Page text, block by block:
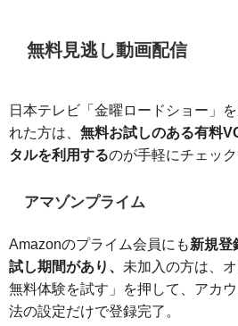
無料見逃し動画配信
日本テレビ「金曜ロードショー」
れた方は、 無料お試しのある有料
タルを利用するのが手軽にチェッ
アマゾンプライム
Amazonのプライム会員にも新規登
試し期間があり、 未加入の方は、
無料体験を試す」を押して、アカ
法の設定だけで登録完了。